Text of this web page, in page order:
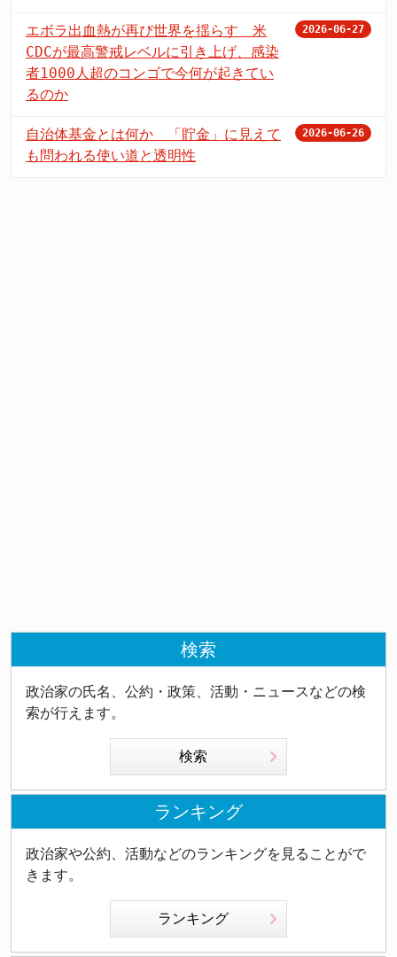
エボラ出血熱が再び世界を揺らす 米
CDCが最高警戒レベルに引き上げ、感染
者1000人超のコンゴで今何が起きてい
るのか
2026-06-27
自治体基金とは何か 「貯金」に見えて
も問われる使い道と透明性
2026-06-26
検索
政治家の氏名、公約・政策、活動・ニュースなどの検
索が行えます。
検索
ランキング
政治家や公約、活動などのランキングを見ることがで
きます。
ランキング